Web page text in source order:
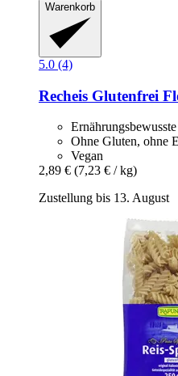
Warenkorb
5.0 (4)
Recheis Glutenfrei
Ohne Gluten, ohne
Vegan
2,89 € (7,23 € / kg)
Zustellung bis 13. August